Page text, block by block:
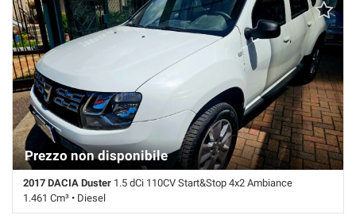
Prezzo non disponibile
2017 DACIA Duster 1.5 dCi 110CV Start&Stop 4x2 Ambiance
1.461 Cm³ • Diesel